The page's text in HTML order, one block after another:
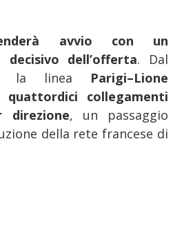
avvio con un
decisivo dell’offerta. Dal
la linea Parigi–Lione
collegamenti
direzione, un passaggio
della rete francese di